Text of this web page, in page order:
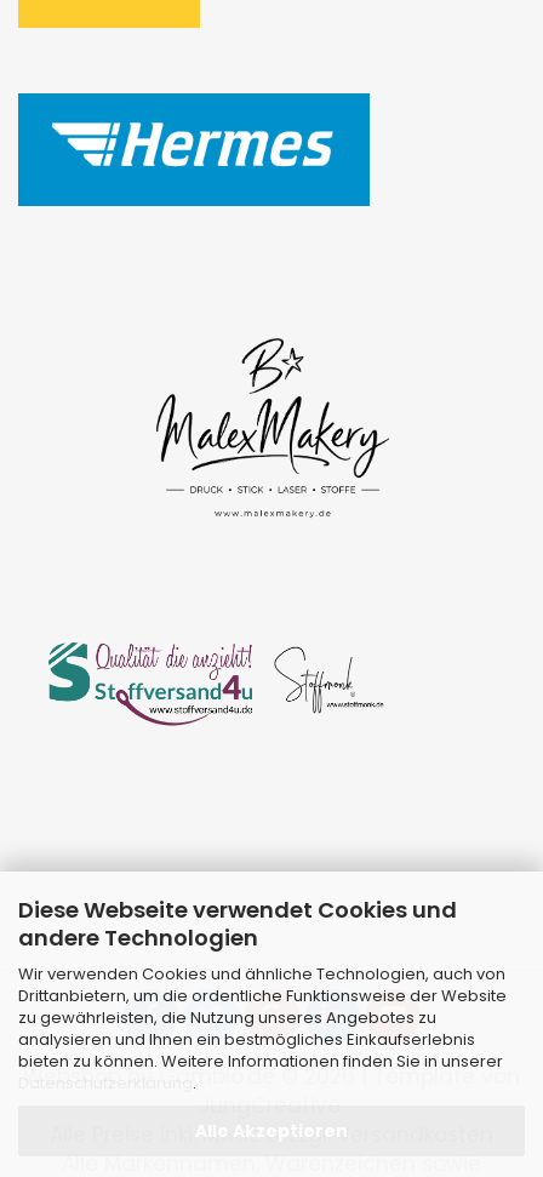
Diese Webseite verwendet Cookies und
andere Technologien
Wir verwenden Cookies und ähnliche Technologien, auch von
Drittanbietern, um die ordentliche Funktionsweise der Website
zu gewährleisten, die Nutzung unseres Angebotes zu
analysieren und Ihnen ein bestmögliches Einkaufserlebnis
bieten zu können. Weitere Informationen finden Sie in unserer
.
Alle Akzeptieren
Webshopby Gambio.de © 2026 | Template von
Alle Preise inkl. MwSt. & zzgl. Versandkosten